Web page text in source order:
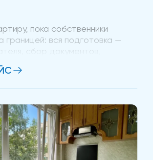
пока собственники
границей: вся подготовка —
личного участия. Впервые я